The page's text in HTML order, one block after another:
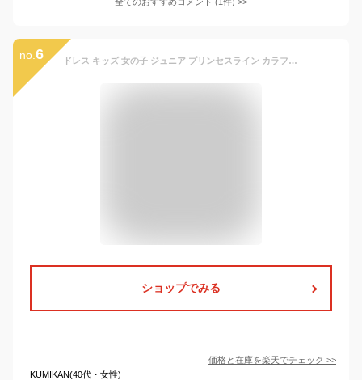
no. 6 ドレス キッズ 女の子 ジュニア プリンセスライン カラフル グラデーション アシンメトリー チュール ボリューム ロング丈 フレア パステルカラー ワンピース 発表会 演奏会 パーティー 結婚式 舞台 フォーマル
ショップでみる
価格と在庫を楽天でチェック >>
KUMIKAN(40代・女性)